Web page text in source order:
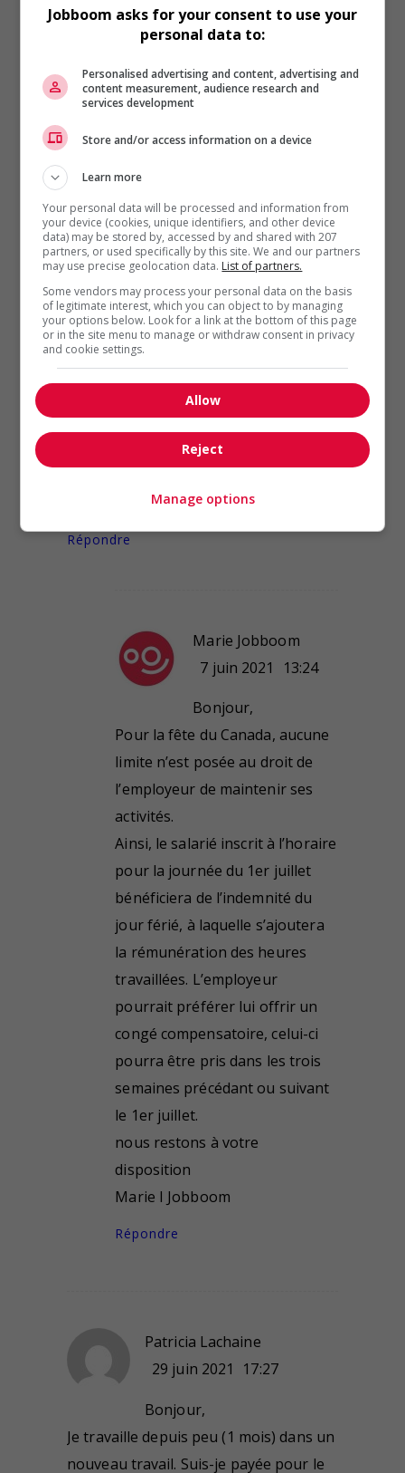
compensatoire ou à l’indemnité
pour le congé férié de la fête
des Patriotes bien que ce congé
soit un lundi.
Serge Beauregard
7 juin 2021 11:28
Bonjour,
Le 1er juillet est un jeudi en 2021. Peut-
on faire travailler le personnel le 1er
juillet et fermer l’entreprise le vendredi
2 juillet sans être dans l’illégalité?
Répondre
Marie Jobboom
7 juin 2021
13:24
Bonjour,
Pour la fête du Canada, aucune
limite n’est posée au droit de
l’employeur de maintenir ses
activités.
Ainsi, le salarié inscrit à l’horaire
pour la journée du 1er juillet
bénéficiera de l’indemnité du
jour férié, à laquelle s’ajoutera
la rémunération des heures
travaillées. L’employeur
pourrait préférer lui offrir un
congé compensatoire, celui-ci
pourra être pris dans les trois
semaines précédant ou suivant
le 1er juillet.
nous restons à votre
disposition
Marie I Jobboom
Répondre
Patricia Lachaine
29 juin 2021
17:27
Bonjour,
Je travaille depuis peu (1 mois) dans un
nouveau travail. Suis-je payée pour le
Jobboom asks for your consent to use your
personal data to:
Personalised advertising and content, advertising and
content measurement, audience research and
services development
Store and/or access information on a device
Learn more
Your personal data will be processed and information from
your device (cookies, unique identifiers, and other device
data) may be stored by, accessed by and shared with 207
partners, or used specifically by this site. We and our partners
may use precise geolocation data. List of partners.
Some vendors may process your personal data on the basis
of legitimate interest, which you can object to by managing
your options below. Look for a link at the bottom of this page
or in the site menu to manage or withdraw consent in privacy
and cookie settings.
Allow
Reject
Manage options